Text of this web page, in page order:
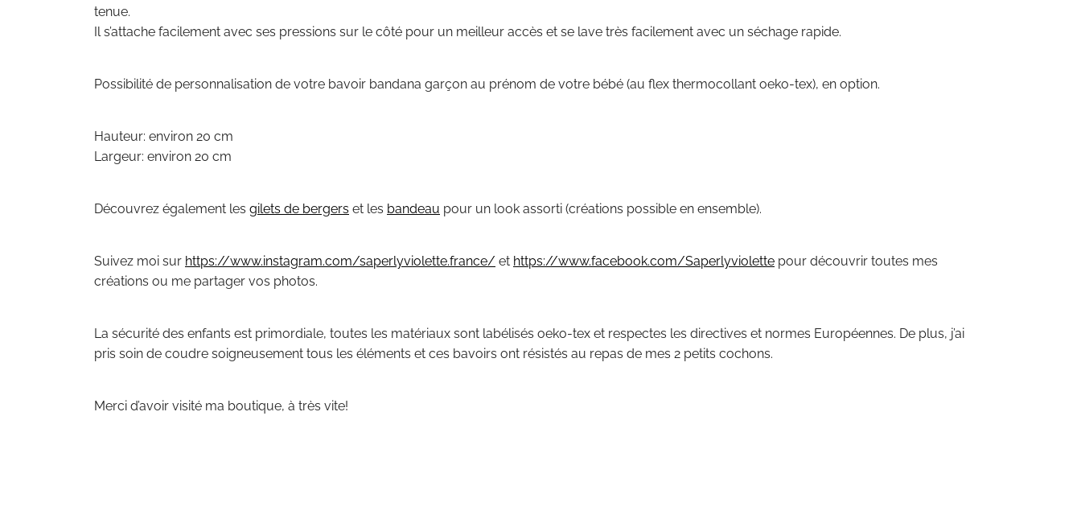
tenue.
Il s’attache facilement avec ses pressions sur le côté pour un meilleur accès et se lave très facilement avec un séchage rapide.
Possibilité de personnalisation de votre bavoir bandana garçon au prénom de votre bébé (au flex thermocollant oeko-tex), en option.
Hauteur: environ 20 cm
Largeur: environ 20 cm
Découvrez également les gilets de bergers et les bandeau pour un look assorti (créations possible en ensemble).
Suivez moi sur https://www.instagram.com/saperlyviolette.france/ et https://www.facebook.com/Saperlyviolette pour découvrir toutes mes
créations ou me partager vos photos.
La sécurité des enfants est primordiale, toutes les matériaux sont labélisés oeko-tex et respectes les directives et normes Européennes. De plus, j’ai
pris soin de coudre soigneusement tous les éléments et ces bavoirs ont résistés au repas de mes 2 petits cochons.
Merci d’avoir visité ma boutique, à très vite!